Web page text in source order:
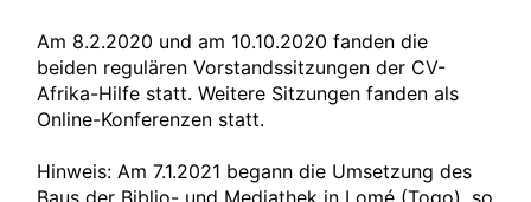
Am 8.2.2020 und am 10.10.2020 fanden die
beiden regulären Vorstandssitzungen der CV-
Afrika-Hilfe statt. Weitere Sitzungen fanden als
Online-Konferenzen statt.
Hinweis: Am 7.1.2021 begann die Umsetzung des
Baus der Biblio- und Mediathek in Lomé (Togo), so